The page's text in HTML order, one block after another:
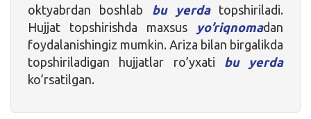
oktyabrdan boshlab
bu yerdatopshiriladi.
Hujjat topshirishda maxsus yo’riqnomadan
foydalanishingiz mumkin. Ariza bilan birgalikda
topshiriladigan hujjatlar ro’yxati
bu yerda
ko’rsatilgan.